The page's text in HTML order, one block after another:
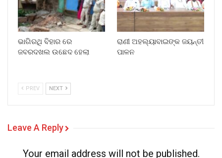
ଭାଗିରଥି ବିହାର ରେ
ଜବରଦଖଲ ଉଛେଦ ହେଲା
ରାଣୀ ଅହଲ୍ୟାବାଇଙ୍କ ଜୟନ୍ତୀ
ପାଳନ
PREV NEXT
Leave A Reply
Your email address will not be published.